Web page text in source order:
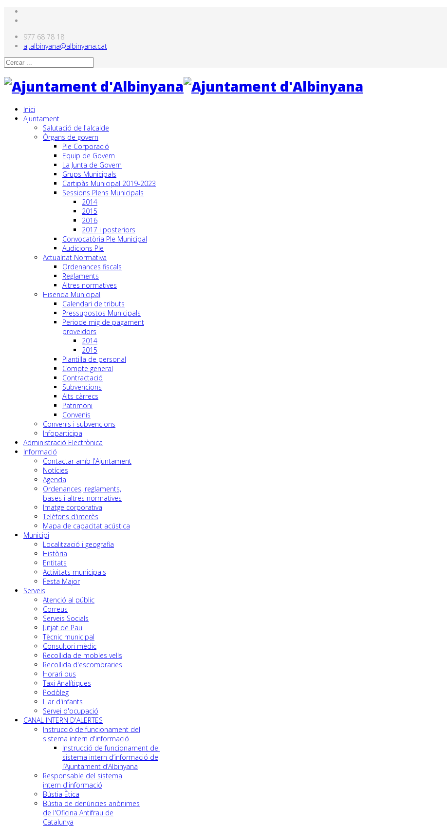
977 68 78 18
aj.albinyana@albinyana.cat
Inici
Ajuntament
Salutació de l'alcalde
Òrgans de govern
Ple Corporació
Equip de Govern
La Junta de Govern
Grups Municipals
Cartipàs Municipal 2019-2023
Sessions Plens Municipals
2014
2015
2016
2017 i posteriors
Convocatòria Ple Municipal
Audicions Ple
Actualitat Normativa
Ordenances fiscals
Reglaments
Altres normatives
Hisenda Municipal
Calendari de tributs
Pressupostos Municipals
Periode mig de pagament
proveidors
2014
2015
Plantilla de personal
Compte general
Contractació
Subvencions
Alts càrrecs
Patrimoni
Convenis
Convenis i subvencions
Infoparticipa
Administració Electrònica
Informació
Contactar amb l'Ajuntament
Notícies
Agenda
Ordenances, reglaments,
bases i altres normatives
Imatge corporativa
Telèfons d'interès
Mapa de capacitat acústica
Municipi
Localització i geografia
Història
Entitats
Activitats municipals
Festa Major
Serveis
Atenció al públic
Correus
Serveis Socials
Jutjat de Pau
Tècnic municipal
Consultori mèdic
Recollida de mobles vells
Recollida d'escombraries
Horari bus
Taxi Analítiques
Podòleg
Llar d'infants
Servei d'ocupació
CANAL INTERN D'ALERTES
Instrucció de funcionament del
sistema intern d'informació
Instrucció de funcionament del
sistema intern d’informació de
l’Ajuntament d’Albinyana
Responsable del sistema
intern d'informació
Bústia Ètica
Bústia de denúncies anònimes
de l'Oficina Antifrau de
Catalunya